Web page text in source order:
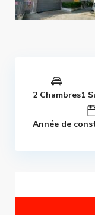
2 Chambres1
Année de